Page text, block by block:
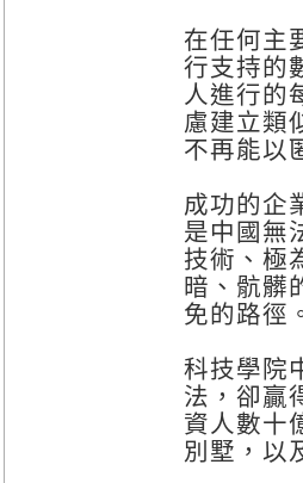
在任何主
行支持的
人進行的
慮建立類
不再能以
成功的企
是中國無
技術、極
暗、骯髒
免的路徑
科技學院
法，卻贏
資人數十
別墅，以